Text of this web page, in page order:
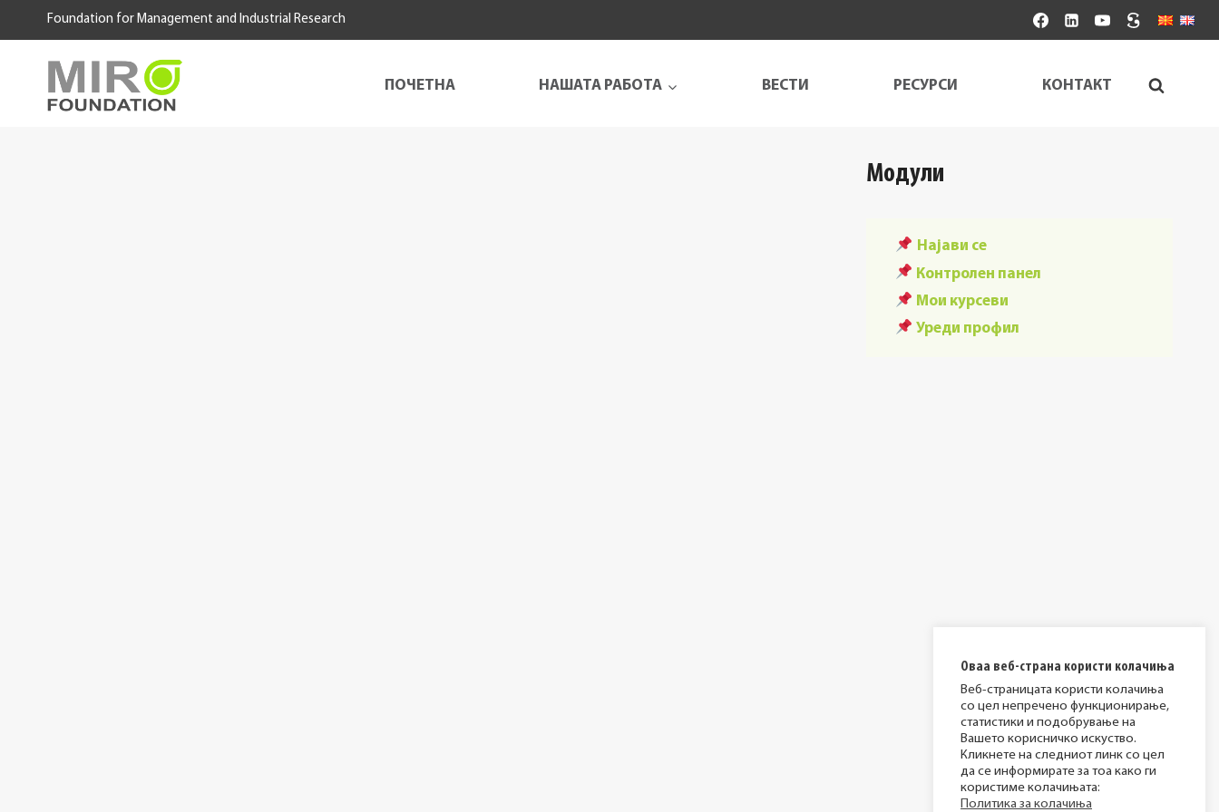
content
Foundation for Management and Industrial Research
ПОЧЕТНА НАШАТА РАБОТА ВЕСТИ РЕСУРСИ КОНТАКТ
Модули
Најави се
Контролен панел
Мои курсеви
Уреди профил
Оваа веб-страна користи колачиња
Веб-страницата користи колачиња
со цел непречено функционирање,
статистики и подобрување на
Вашето корисничко искуство.
Кликнете на следниот линк со цел
да се информирате за тоа како ги
користиме колачињата:
Политика за колачиња